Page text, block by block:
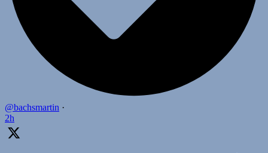
@bachsmartin ·
2h